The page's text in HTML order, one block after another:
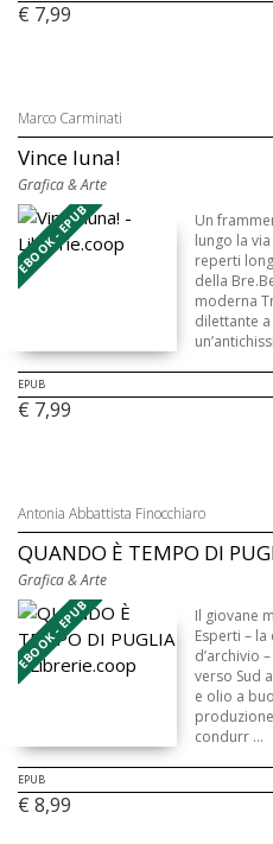
€ 7,99
Marco Carminati
Vince luna!
Grafica & Arte
EBOOK - EPUB
Un
lungo la
reperti
della
moderna
dilettante
EPUB
€ 7,99
Antonia Abbattista Finocchiaro
QUANDO È TEMPO DI
Grafica & Arte
EBOOK - EPUB
Il giovane
Esperti –
d’archivio
verso Sud
e olio a
condurr ...
EPUB
€ 8,99